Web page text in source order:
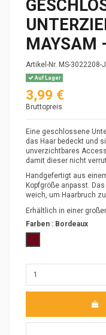
MAYSAM
Artikel-Nr. MS-3022208-
Auf Lager
3,99 €
Bruttopreis
Eine geschlossene
das Haar bedeckt und
unverzichtbares
damit dieser nicht
Handgefertigt aus
Kopfgröße anpasst.
weich, um Haarbruch
Erhältlich in einer
Farben : Bordeaux